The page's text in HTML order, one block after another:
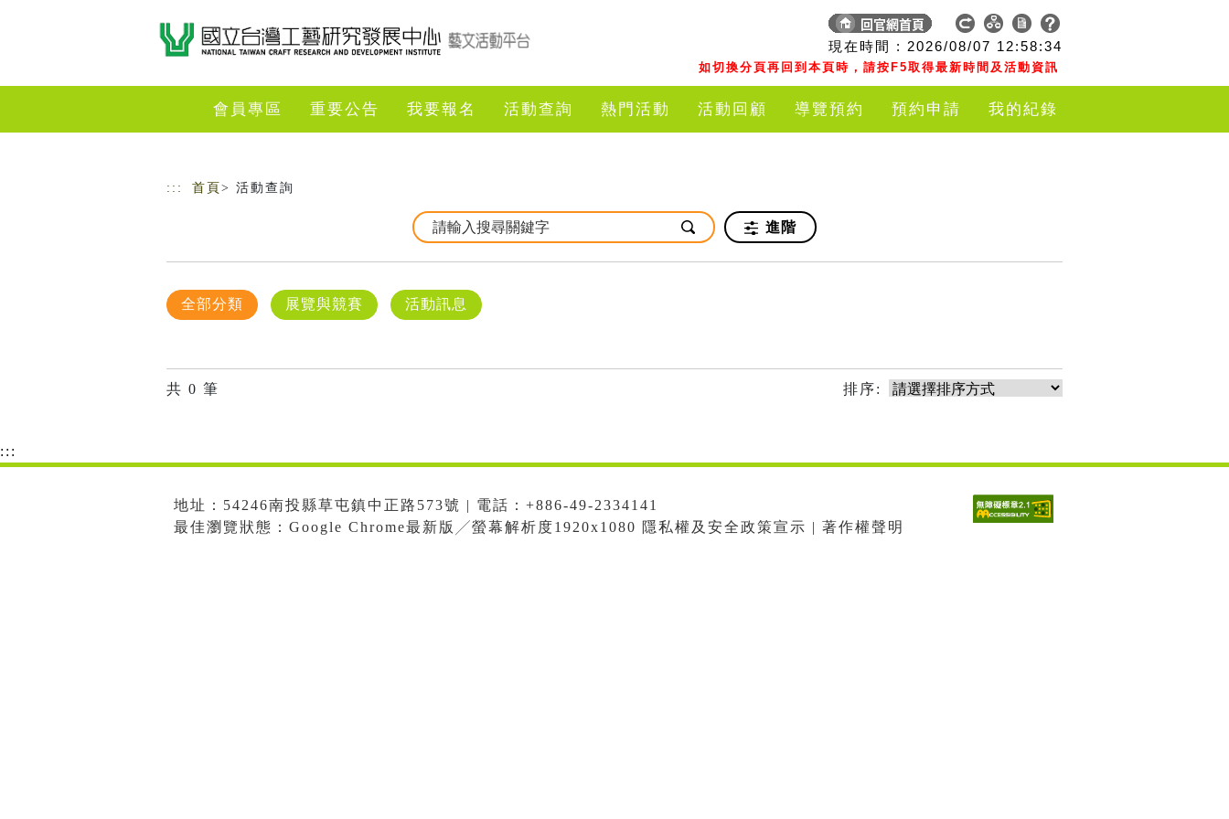
現在時間 : 2026/08/07 12:58:34
如切換分頁再回到本頁時，請按F5取得最新時間及活動資訊
會員專區 重要公告 我要報名 活動查詢 熱門活動 活動回顧 導覽預約 預約申請 我的紀錄
::: 首頁 > 活動查詢
進階
全部分類 展覽與競賽 活動訊息
共 0 筆 排序:
:::
地址：54246南投縣草屯鎮中正路573號 | 電話：+886-49-2334141
最佳瀏覽狀態：Google Chrome最新版╱螢幕解析度1920x1080 隱私權及安全政策宣示 | 著作權聲明